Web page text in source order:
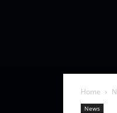
Home
News